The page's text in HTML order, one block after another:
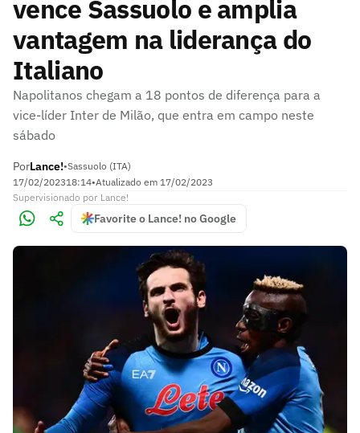
vence Sassuolo e amplia
vantagem na liderança do
Italiano
Napolitanos chegam a 18 pontos de diferença para a
vice-líder Inter de Milão, que entra em campo neste
sábado
PorLance!•Sassuolo (ITA)
17/02/202318:14•Atualizado em 17/02/2023
Supervisionado por Lance!
Favorite o Lance! no Google